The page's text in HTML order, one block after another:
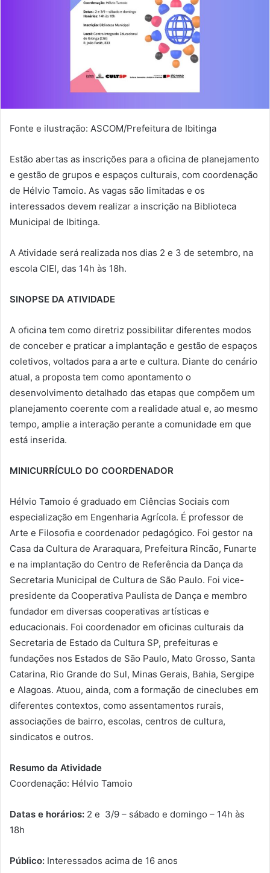
Fonte e ilustração: ASCOM/Prefeitura de Ibitinga
Estão abertas as inscrições para a oficina de planejamento
e gestão de grupos e espaços culturais, com coordenação
de Hélvio Tamoio. As vagas são limitadas e os
interessados devem realizar a inscrição na Biblioteca
Municipal de Ibitinga.
A Atividade será realizada nos dias 2 e 3 de setembro, na
escola CIEI, das 14h às 18h.
SINOPSE DA ATIVIDADE
A oﬁcina tem como diretriz possibilitar diferentes modos
de conceber e praticar a implantação e gestão de espaços
coletivos, voltados para a arte e cultura. Diante do cenário
atual, a proposta tem como apontamento o
desenvolvimento detalhado das etapas que compõem um
planejamento coerente com a realidade atual e, ao mesmo
tempo, amplie a interação perante a comunidade em que
está inserida.
MINICURRÍCULO DO COORDENADOR
Hélvio Tamoio é graduado em Ciências Sociais com
especialização em Engenharia Agrícola. É professor de
Arte e Filosoﬁa e coordenador pedagógico. Foi gestor na
Casa da Cultura de Araraquara, Prefeitura Rincão, Funarte
e na implantação do Centro de Referência da Dança da
Secretaria Municipal de Cultura de São Paulo. Foi vice-
presidente da Cooperativa Paulista de Dança e membro
fundador em diversas cooperativas artísticas e
educacionais. Foi coordenador em oﬁcinas culturais da
Secretaria de Estado da Cultura SP, prefeituras e
fundações nos Estados de São Paulo, Mato Grosso, Santa
Catarina, Rio Grande do Sul, Minas Gerais, Bahia, Sergipe
e Alagoas. Atuou, ainda, com a formação de cineclubes em
diferentes contextos, como assentamentos rurais,
associações de bairro, escolas, centros de cultura,
sindicatos e outros.
Resumo da Atividade
Coordenação: Hélvio Tamoio
Datas e horários: 2 e 3/9 – sábado e domingo – 14h às
18h
Público: Interessados acima de 16 anos